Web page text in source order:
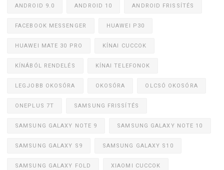
ANDROID 9.0 ANDROID 10 ANDROID FRISSÍTÉS
FACEBOOK MESSENGER HUAWEI P30
HUAWEI MATE 30 PRO KÍNAI CUCCOK
KÍNÁBÓL RENDELÉS KÍNAI TELEFONOK
LEGJOBB OKOSÓRA OKOSÓRA OLCSÓ OKOSÓRA
ONEPLUS 7T SAMSUNG FRISSÍTÉS
SAMSUNG GALAXY NOTE 9 SAMSUNG GALAXY NOTE 10
SAMSUNG GALAXY S9 SAMSUNG GALAXY S10
SAMSUNG GALAXY FOLD XIAOMI CUCCOK